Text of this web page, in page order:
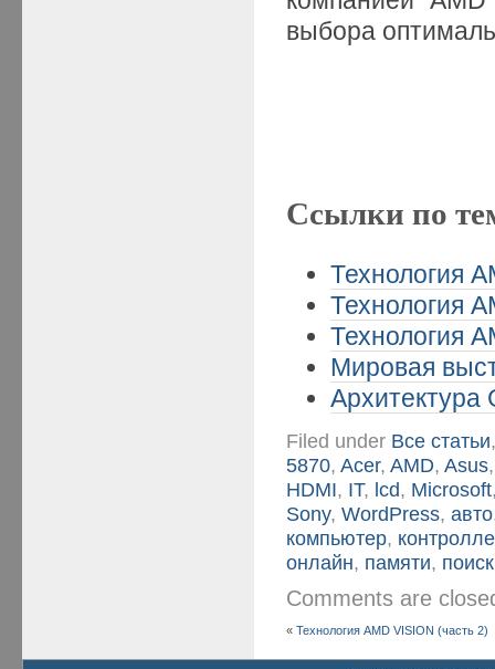
выбора
Ссылки по
Технология
Технология
Технология
Мировая
Архитектура
Filed under Все статьи
5870,Acer,AMD,Asus
HDMI, IT, lcd, Microsoft
Sony,WordPress,авто
компьютер,
онлайн, памяти, поиск
Comments are
«Технология AMD VISION (часть 2)